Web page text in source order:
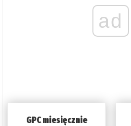
ad
GPC miesięcznie